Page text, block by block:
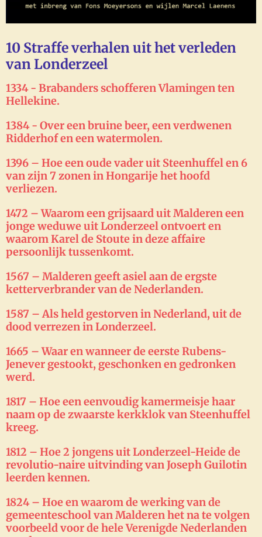
10 Straffe verhalen uit het verleden
van Londerzeel
1334 - Brabanders schofferen Vlamingen ten
Hellekine.
1384 - Over een bruine beer, een verdwenen
Ridderhof en een watermolen.
1396 – Hoe een oude vader uit Steenhuffel en 6
van zijn 7 zonen in Hongarije het hoofd
verliezen.
1472 – Waarom een grijsaard uit Malderen een
jonge weduwe uit Londerzeel ontvoert en
waarom Karel de Stoute in deze affaire
persoonlijk tussenkomt.
1567 – Malderen geeft asiel aan de ergste
ketterverbrander van de Nederlanden.
1587 – Als held gestorven in Nederland, uit de
dood verrezen in Londerzeel.
1665 – Waar en wanneer de eerste Rubens-
Jenever gestookt, geschonken en gedronken
werd.
1817 – Hoe een eenvoudig kamermeisje haar
naam op de zwaarste kerkklok van Steenhuffel
kreeg.
1812 – Hoe 2 jongens uit Londerzeel-Heide de
revolutio-naire uitvinding van Joseph Guilotin
leerden kennen.
1824 – Hoe en waarom de werking van de
gemeenteschool van Malderen het na te volgen
voorbeeld voor de hele Verenigde Nederlanden